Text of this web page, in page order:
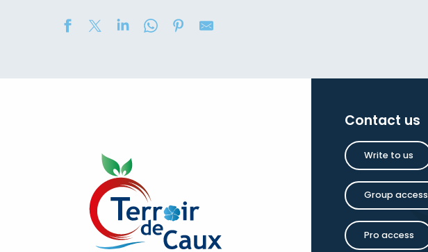
Soirée contée « Soir des Ombres » avec la compagnie Chamane
Exposition de peinture : Elisabeth Haloo Joye et Françoise Dauchot
Exposition de peinture - Karine Duriez
Exposition : Bénédicte, Cédric & René Vardon
[Exposition] Peinture comme photo, photo comme peinture
Stage de natation 2026
Exposition : au jardin potager
Marche douce et botanique
Contact us
Write to us
Group access
Pro access